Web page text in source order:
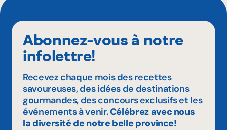
Abonnez-vous à notre
infolettre!
Recevez chaque mois des recettes
savoureuses, des idées de destinations
gourmandes, des concours exclusifs et les
événements à venir.Célébrez avec nous
la diversité de notre belle province!